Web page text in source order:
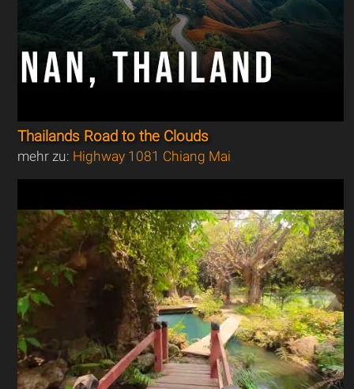
Thailands Road to the Clouds
mehr zu: Highway 1081 Chiang Mai